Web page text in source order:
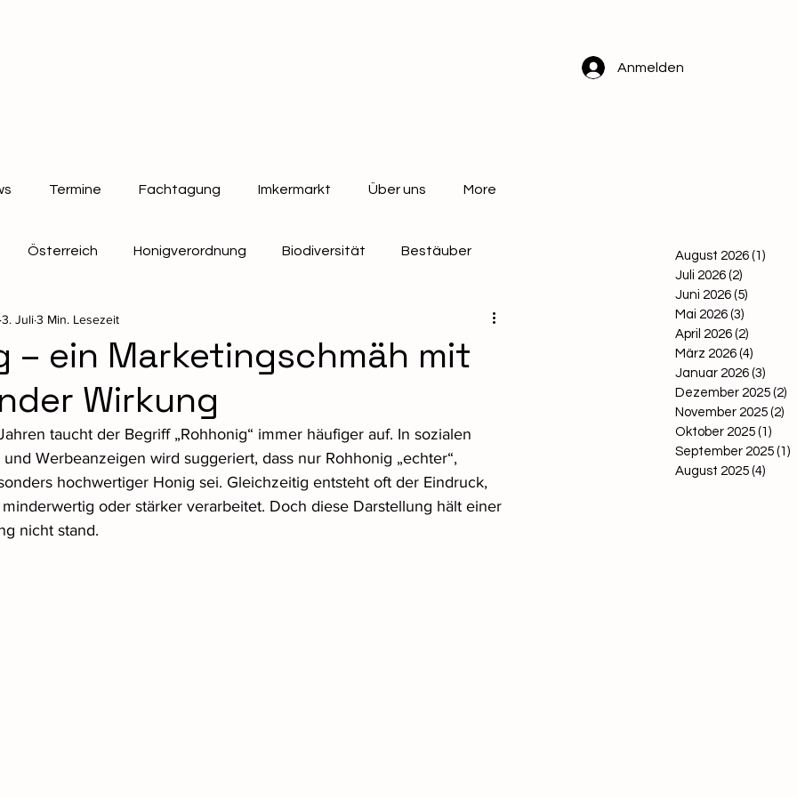
Anmelden
Termine Fachtagung Imkermarkt Über uns More
Österreich Honigverordnung Biodiversität Bestäuber
Bienen Verbandsinformationen
– ein Marketingschmäh mit
Wirkung
3. Juli3 Min. Lesezeit
taucht der Begriff „Rohhonig“ immer häufiger auf. In sozialen
Werbeanzeigen wird suggeriert, dass nur Rohhonig „echter“,
hochwertiger Honig sei. Gleichzeitig entsteht oft der Eindruck,
oder stärker verarbeitet. Doch diese Darstellung hält einer
nicht stand.
August 2026 (1)
Juli 2026 (2)
Juni 2026 (5)
Mai 2026 (3)
April 2026 (2)
März 2026 (4)
Januar 2026 (3)
Dezember 2025 (2)
November 2025 (2)
Oktober 2025 (1)
September 2025 (1)
August 2025 (4)